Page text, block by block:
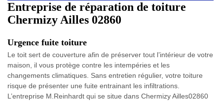
Entreprise de réparation de toiture
Chermizy Ailles 02860
Urgence fuite toiture
Le toit sert de couverture afin de préserver tout l’intérieur de votre
maison, il vous protège contre les intempéries et les
changements climatiques. Sans entretien régulier, votre toiture
risque de présenter une fuite entrainant les infiltrations.
L’entreprise M.Reinhardt qui se situe dans Chermizy Ailles02860